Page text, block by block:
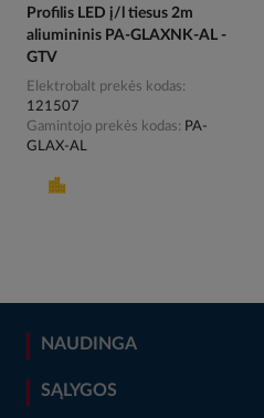
Profilis LED į/l tiesus 2m
aliumininis PA-GLAXNK-AL -
GTV
Elektrobalt prekės kodas
121507
Gamintojo prekės kodas
PA-
GLAX-AL
NAUDINGA
SĄLYGOS